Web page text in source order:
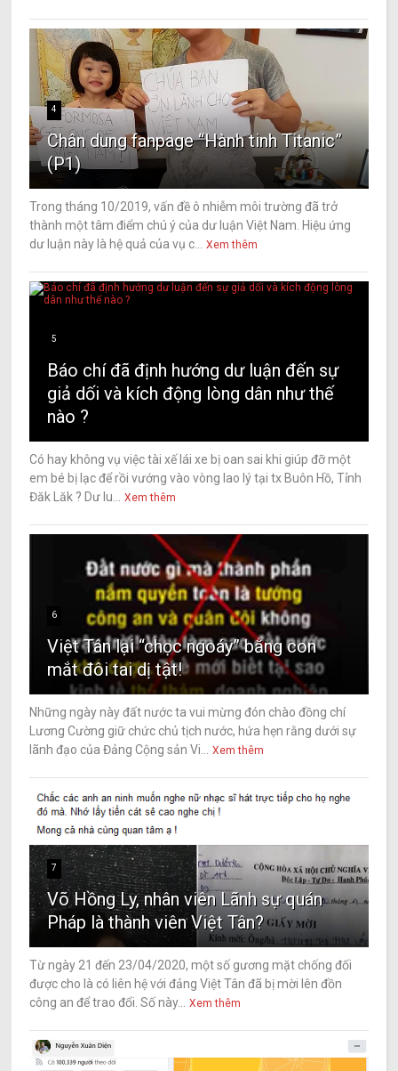
4
Chân dung fanpage “Hành tinh Titanic”
(P1)
Trong tháng 10/2019, vấn đề ô nhiễm môi trường đã trở
thành một tâm điểm chú ý của dư luận Việt Nam. Hiệu ứng
dư luận này là hệ quả của vụ c... Xem thêm
5
Báo chí đã định hướng dư luận đến sự
giả dối và kích động lòng dân như thế
nào ?
Có hay không vụ việc tài xế lái xe bị oan sai khi giúp đỡ một
em bé bị lạc để rồi vướng vào vòng lao lý tại tx Buôn Hồ, Tỉnh
Đăk Lăk ? Dư lu... Xem thêm
6
Việt Tân lại “chọc ngoáy” bằng con
mắt đôi tai dị tật!
Những ngày này đất nước ta vui mừng đón chào đồng chí
Lương Cường giữ chức chủ tịch nước, hứa hẹn rằng dưới sự
lãnh đạo của Đảng Cộng sản Vi... Xem thêm
7
Võ Hồng Ly, nhân viên Lãnh sự quán
Pháp là thành viên Việt Tân?
Từ ngày 21 đến 23/04/2020, một số gương mặt chống đối
được cho là có liên hệ với đảng Việt Tân đã bị mời lên đồn
công an để trao đổi. Số này... Xem thêm